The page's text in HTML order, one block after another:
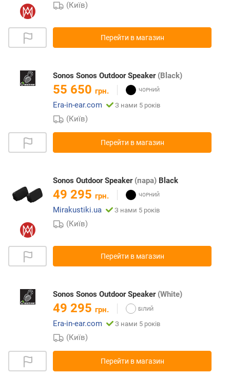
(Київ)
Перейти в магазин
Sonos Sonos Outdoor Speaker (Black)
55 650 грн.
Era-in-ear.com
З нами 5 років
(Київ)
Перейти в магазин
Sonos Outdoor Speaker (пара) Black
49 295 грн.
Mirakustiki.ua
З нами 5 років
(Київ)
Перейти в магазин
Sonos Sonos Outdoor Speaker (White)
49 295 грн.
Era-in-ear.com
З нами 5 років
(Київ)
Перейти в магазин